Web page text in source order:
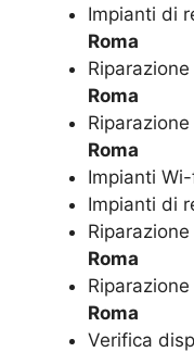
Impianti di
Roma
Roma
Roma
Impianti
Impianti di
Roma
Roma
Verifica